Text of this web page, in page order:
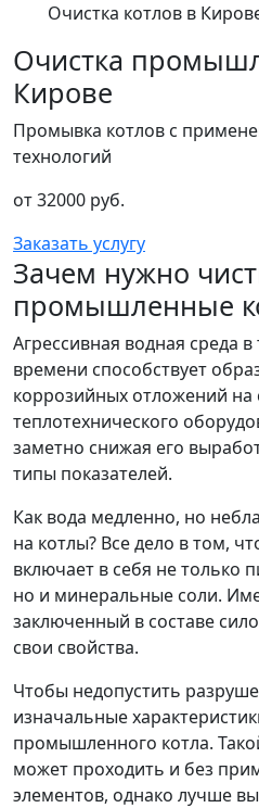
Очистка котлов в
Очистка
Кирове
Промывка котлов с
технологий
от 32000 руб.
Заказать услугу
Зачем нужно
промышленные
Агрессивная водная среда
времени способствует
коррозийных отложений на
теплотехнического
заметно снижая его
типы показателей.
Как вода медленно, но
на котлы? Все дело в том,
включает в себя не только
но и минеральные соли.
заключенный в составе
свои свойства.
Чтобы недопустить
изначальные
промышленного котла.
может проходить и без
элементов, однако лучше